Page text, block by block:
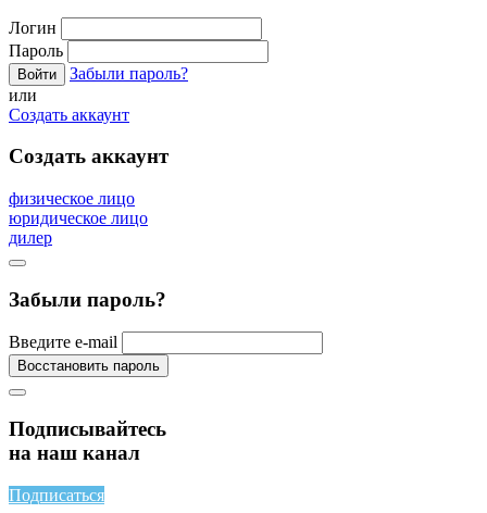
Логин
Пароль
Забыли пароль?
или
Создать аккаунт
Создать аккаунт
физическое лицо
юридическое лицо
дилер
Забыли пароль?
Введите e-mail
Подписывайтесь
на наш канал
Подписаться